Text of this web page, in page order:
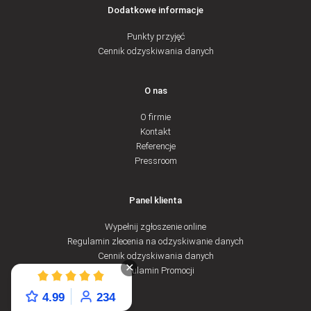
Dodatkowe informacje
Punkty przyjęć
Cennik odzyskiwania danych
O nas
O firmie
Kontakt
Referencje
Pressroom
Panel klienta
Wypełnij zgłoszenie online
Regulamin zlecenia na odzyskiwanie danych
Cennik odzyskiwania danych
Regulamin Promocji
✕
4.99 234